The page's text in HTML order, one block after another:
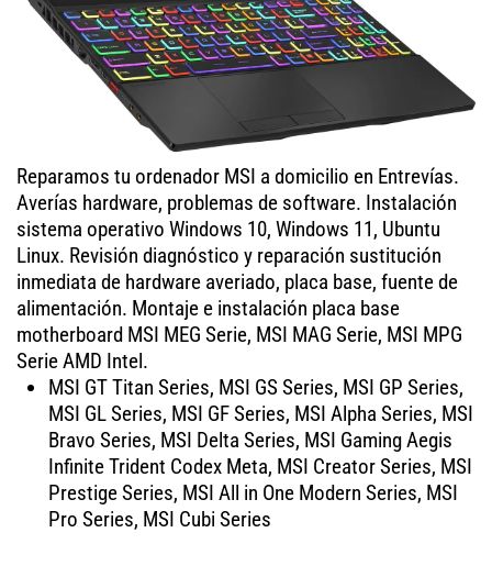
Reparamos tu ordenador MSI a domicilio en Entrevías.
Averías hardware, problemas de software. Instalación
sistema operativo Windows 10, Windows 11, Ubuntu
Linux. Revisión diagnóstico y reparación sustitución
inmediata de hardware averiado, placa base, fuente de
alimentación. Montaje e instalación placa base
motherboard MSI MEG Serie, MSI MAG Serie, MSI MPG
Serie AMD Intel.
MSI GT Titan Series, MSI GS Series, MSI GP Series,
MSI GL Series, MSI GF Series, MSI Alpha Series, MSI
Bravo Series, MSI Delta Series, MSI Gaming Aegis
Infinite Trident Codex Meta, MSI Creator Series, MSI
Prestige Series, MSI All in One Modern Series, MSI
Pro Series, MSI Cubi Series